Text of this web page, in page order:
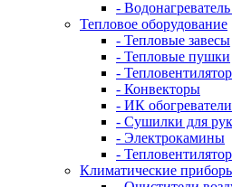
-
Тепловое оборудование
- Тепловые завесы
- Тепловые пушки
-
- Конвекторы
- ИК обогреватели
- Сушилки для рук
- Электрокамины
-
Климатические